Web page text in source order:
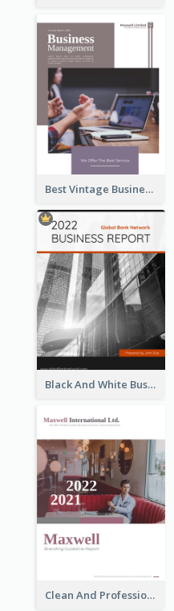
Best Vintage Business Report Design Template
Black And White Business Report
Clean And Professional Business Report Design Ideas